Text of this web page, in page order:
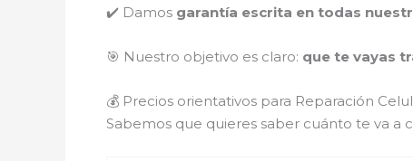
✔️ Damos garantía escrita en todas
🎯 Nuestro objetivo es claro: que te vayas
💰 Precios orientativos para Reparación
Sabemos que quieres saber cuánto te va a